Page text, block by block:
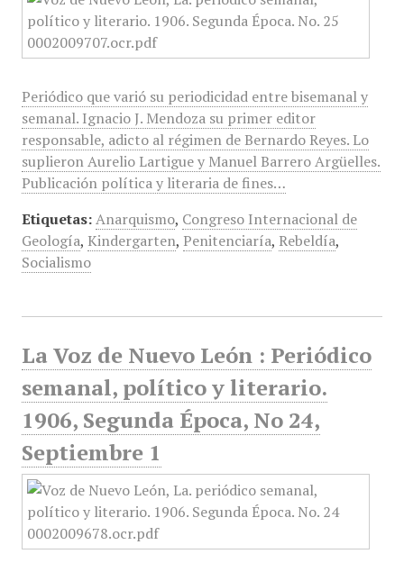
Periódico que varió su periodicidad entre bisemanal y
semanal. Ignacio J. Mendoza su primer editor
responsable, adicto al régimen de Bernardo Reyes. Lo
suplieron Aurelio Lartigue y Manuel Barrero Argüelles.
Publicación política y literaria de fines…
Etiquetas: Anarquismo, Congreso Internacional de
Geología, Kindergarten, Penitenciaría, Rebeldía,
Socialismo
La Voz de Nuevo León : Periódico
semanal, político y literario.
1906, Segunda Época, No 24,
Septiembre 1